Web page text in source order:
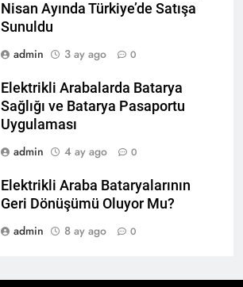
Nisan Ayında Türkiye’de Satışa
Sunuldu
admin
3 ay ago 0
Elektrikli Arabalarda Batarya
Sağlığı ve Batarya Pasaportu
Uygulaması
admin
4 ay ago 0
Elektrikli Araba Bataryalarının
Geri Dönüşümü Oluyor Mu?
admin
8 ay ago 0